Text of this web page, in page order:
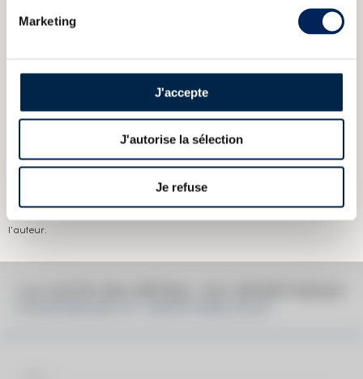
Marketing
J'accepte
J'autorise la sélection
Je refuse
Domaine : Chartreuse
Couleur : Ambré
actuelles du spiritueux concerné.
Elles ne sont pas spécifiques au millésime.
l'auteur.